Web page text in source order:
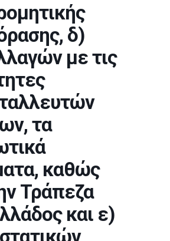
δ)
με τις
τα
καθώς
Τράπεζα
και ε)